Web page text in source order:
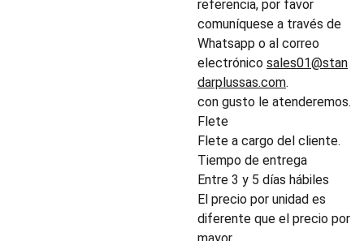
referencia, por favor
comuníquese a través de
Whatsapp o al correo
electrónico sales01@stan
darplussas.com.
con gusto le atenderemos.
Flete
Flete a cargo del cliente.
Tiempo de entrega
Entre 3 y 5 días hábiles
El precio por unidad es
diferente que el precio por